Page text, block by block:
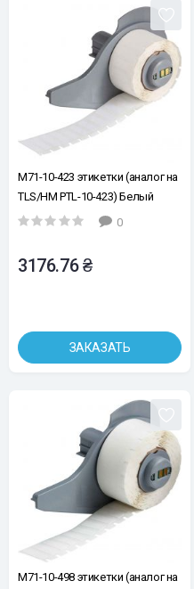
M71-10-423 этикетки (аналог на
TLS/HM PTL-10-423) Белый
полиэстер 19.05х6.35
0
3176.76 ₴
ЗАКАЗАТЬ
M71-10-498 этикетки (аналог на